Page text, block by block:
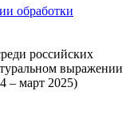
обработки
российских
выражении
– март 2025)